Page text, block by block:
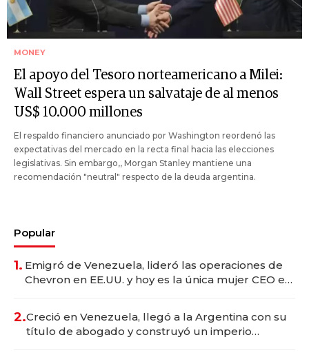
MONEY
El apoyo del Tesoro norteamericano a Milei:
Wall Street espera un salvataje de al menos
US$ 10.000 millones
El respaldo financiero anunciado por Washington reordenó las
expectativas del mercado en la recta final hacia las elecciones
legislativas. Sin embargo,, Morgan Stanley mantiene una
recomendación "neutral" respecto de la deuda argentina.
Popular
1. Emigró de Venezuela, lideró las operaciones de
Chevron en EE.UU. y hoy es la única mujer CEO en
2.Creció en Venezuela, llegó a la Argentina con su
título de abogado y construyó un imperio